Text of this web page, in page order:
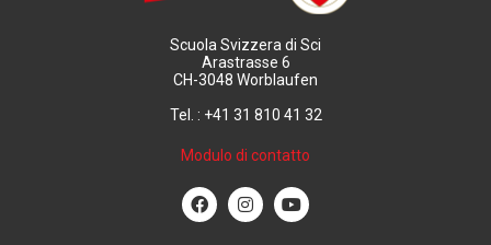
Scuola Svizzera di Sci
Arastrasse 6
CH-3048 Worblaufen
Tel. : +41 31 810 41 32
Modulo di contatto